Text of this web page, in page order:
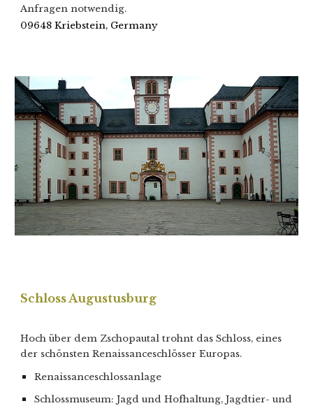
Anfragen notwendig.
09648 Kriebstein, Germany
Schloss Augustusburg
Hoch über dem Zschopautal trohnt das Schloss, eines
der schönsten Renaissanceschlösser Europas.
Renaissanceschlossanlage
Schlossmuseum: Jagd und Hofhaltung, Jagdtier- und